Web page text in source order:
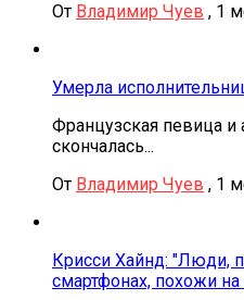
От Владимир Чуев , 1
Умерла
Французская певица и
скончалась...
От Владимир Чуев , 1
Крисси Хайнд: "Люди,
смартфонах, похожи на